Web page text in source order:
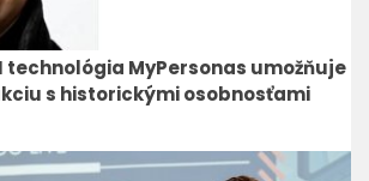
technológia MyPersonas umožňuje
s historickými osobnosťami